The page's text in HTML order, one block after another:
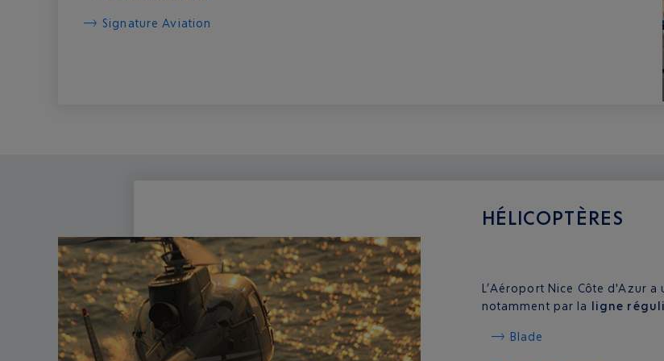
Signature Aviation
HÉLICOPTÈRES
L’Aéroport Nice Côte d'Azur
notamment par la ligne
Blade